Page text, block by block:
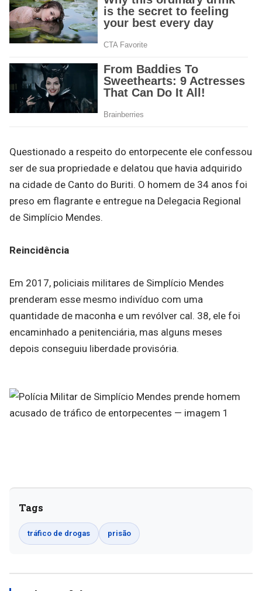
Questionado a respeito do entorpecente ele confessou
ser de sua propriedade e delatou que havia adquirido
na cidade de Canto do Buriti. O homem de 34 anos foi
preso em flagrante e entregue na Delegacia Regional
de Simplício Mendes.
Reincidência
Em 2017, policiais militares de Simplício Mendes
prenderam esse mesmo indivíduo com uma
quantidade de maconha e um revólver cal. 38, ele foi
encaminhado a penitenciária, mas alguns meses
depois conseguiu liberdade provisória.
Tags
tráfico de drogas prisão